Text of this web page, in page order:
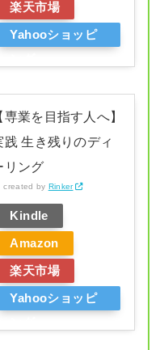
楽天市場
Yahooショッピ
専業を目指す人へ】
践 生き残りのディ
リング
created by Rinker
Kindle
Amazon
楽天市場
Yahooショッピ